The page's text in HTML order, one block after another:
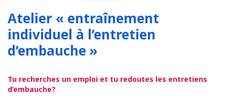
Atelier « entraînement
individuel à l’entretien
d’embauche »
Tu recherches un emploi et tu redoutes les entretiens
d’embauche?